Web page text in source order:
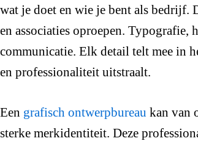
wat je doet en wie je bent als bedrijf.
en associaties oproepen. Typografie,
communicatie. Elk detail telt mee in
en professionaliteit uitstraalt.
Een grafisch ontwerpbureau kan van
sterke merkidentiteit. Deze